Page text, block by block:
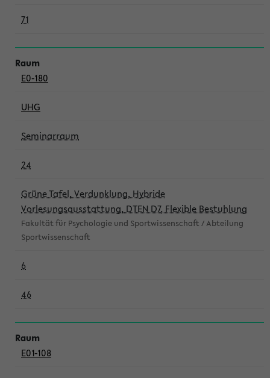
71
E0-180
UHG
Seminarraum
24
Grüne Tafel, Verdunklung, Hybride
Vorlesungsausstattung, DTEN D7, Flexible Bestuhlung
Fakultät für Psychologie und Sportwissenschaft / Abteilung
Sportwissenschaft
6
46
E01-108